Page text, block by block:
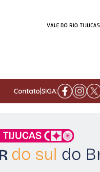
VALE DO RIO TIJUCAS
Contato SIGA: